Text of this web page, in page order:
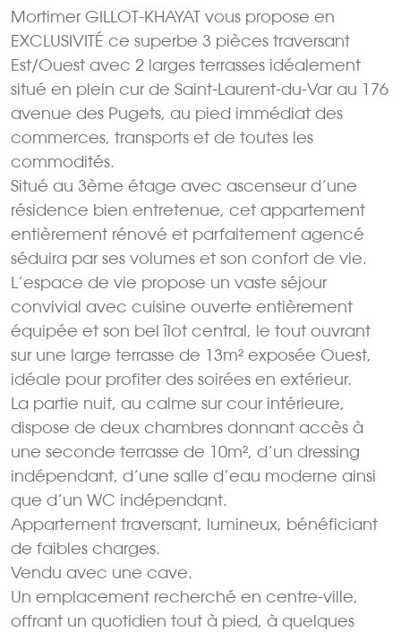
Mortimer GILLOT-KHAYAT vous propose en
EXCLUSIVITÉ ce superbe 3 pièces traversant
Est/Ouest avec 2 larges terrasses idéalement
situé en plein cur de Saint-Laurent-du-Var au 176
avenue des Pugets, au pied immédiat des
commerces, transports et de toutes les
commodités.
Situé au 3ème étage avec ascenseur d’une
résidence bien entretenue, cet appartement
entièrement rénové et parfaitement agencé
séduira par ses volumes et son confort de vie.
L’espace de vie propose un vaste séjour
convivial avec cuisine ouverte entièrement
équipée et son bel îlot central, le tout ouvrant
sur une large terrasse de 13m² exposée Ouest,
idéale pour profiter des soirées en extérieur.
La partie nuit, au calme sur cour intérieure,
dispose de deux chambres donnant accès à
une seconde terrasse de 10m², d’un dressing
indépendant, d’une salle d’eau moderne ainsi
que d’un WC indépendant.
Appartement traversant, lumineux, bénéficiant
de faibles charges.
Vendu avec une cave.
Un emplacement recherché en centre-ville,
offrant un quotidien tout à pied, à quelques